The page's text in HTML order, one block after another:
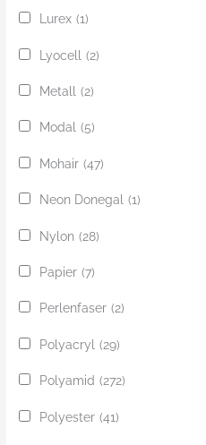
Lurex (1)
Lyocell (2)
Metall (2)
Modal (5)
Mohair (47)
Neon Donegal (1)
Nylon (28)
Papier (7)
Perlenfaser (2)
Polyacryl (29)
Polyamid (272)
Polyester (41)